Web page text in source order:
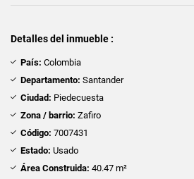
Detalles del inmueble :
País: Colombia
Departamento: Santander
Ciudad: Piedecuesta
Zona / barrio: Zafiro
Código: 7007431
Estado: Usado
Área Construida: 40.47 m²